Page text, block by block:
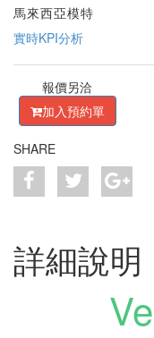
馬來西亞模特
實時KPI分析
報價另洽
加入預約單
SHARE
詳細說明